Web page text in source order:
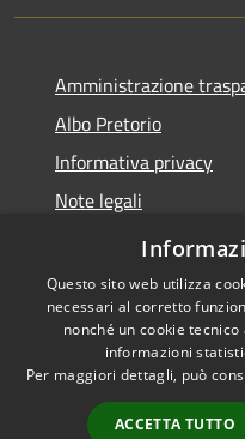
Amministrazione
Albo Pretorio
Informativa privacy
Note legali
Dichiarazione di
Accessibilità
Questo sito web utilizza
necessari al corretto
nonché un cookie
informazioni
Per maggiori dettagli, può
ACCETTA TUTTO